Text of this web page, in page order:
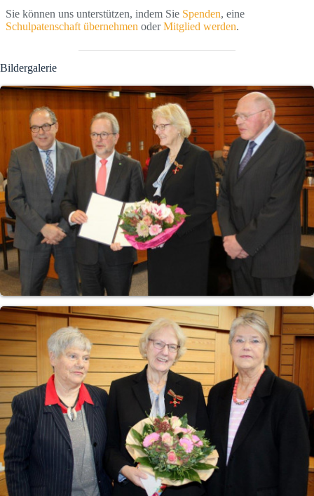
Sie können uns unterstützen, indem Sie Spenden, eine
Schulpatenschaft übernehmen oderMitglied werden.
Bildergalerie